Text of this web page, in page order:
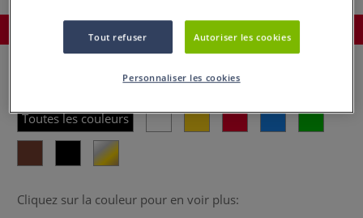
Veuillez choisir une ou plusieurs couleurs:
Toutes les couleurs
Cliquez sur la couleur pour en voir plus:
Tout refuser Autoriser les cookies
Personnaliser les cookies